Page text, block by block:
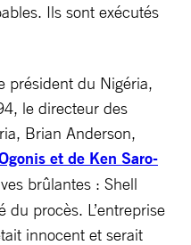
Ils sont exécutés
président du Nigéria,
le directeur des
Brian Anderson,
et de Ken Saro-
brûlantes : Shell
du procès. L’entreprise
innocent et serait